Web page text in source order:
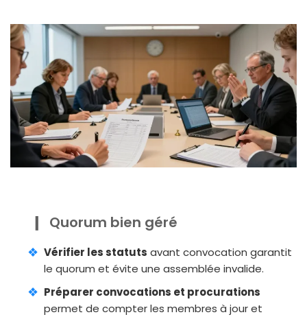
Quorum bien géré
Vérifier les statuts avant convocation garantit
le quorum et évite une assemblée invalide.
Préparer convocations et procurations
permet de compter les membres à jour et